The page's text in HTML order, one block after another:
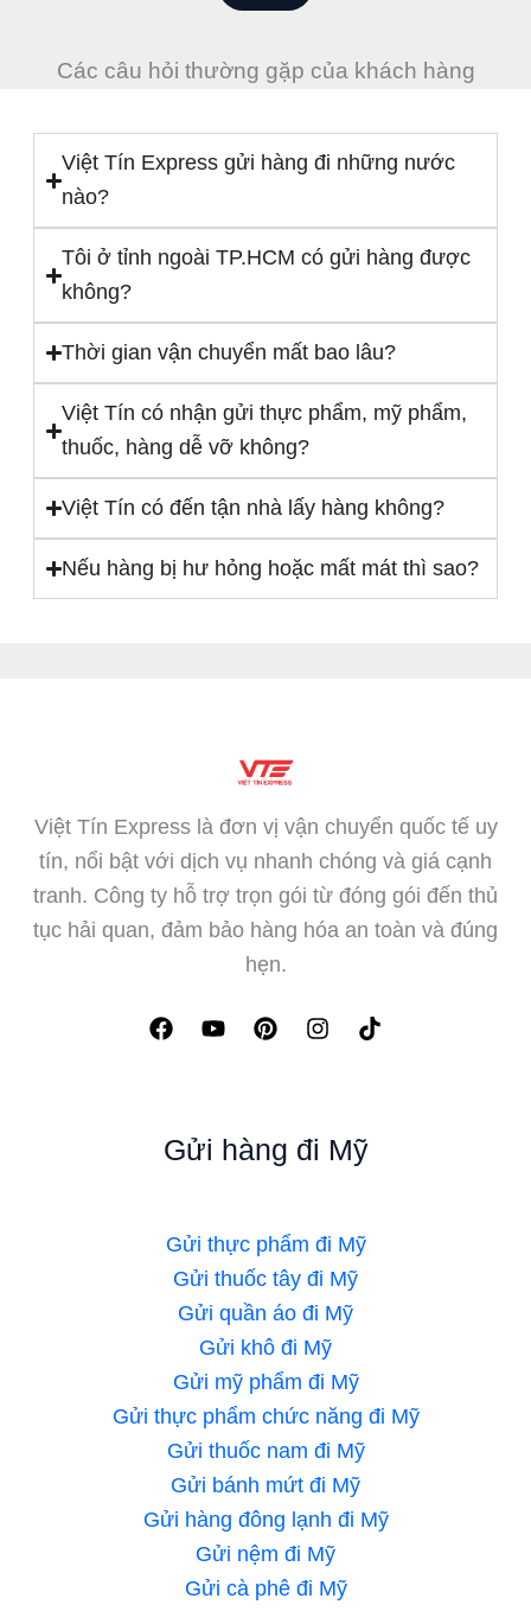
Các câu hỏi thường gặp của khách hàng
Việt Tín Express gửi hàng đi những nước
nào?
Tôi ở tỉnh ngoài TP.HCM có gửi hàng được
không?
Thời gian vận chuyển mất bao lâu?
Việt Tín có nhận gửi thực phẩm, mỹ phẩm,
thuốc, hàng dễ vỡ không?
Việt Tín có đến tận nhà lấy hàng không?
Nếu hàng bị hư hỏng hoặc mất mát thì sao?
Việt Tín Express là đơn vị vận chuyển quốc tế uy
tín, nổi bật với dịch vụ nhanh chóng và giá cạnh
tranh. Công ty hỗ trợ trọn gói từ đóng gói đến thủ
tục hải quan, đảm bảo hàng hóa an toàn và đúng
hẹn.
Gửi hàng đi Mỹ
Gửi thực phẩm đi Mỹ
Gửi thuốc tây đi Mỹ
Gửi quần áo đi Mỹ
Gửi khô đi Mỹ
Gửi mỹ phẩm đi Mỹ
Gửi thực phẩm chức năng đi Mỹ
Gửi thuốc nam đi Mỹ
Gửi bánh mứt đi Mỹ
Gửi hàng đông lạnh đi Mỹ
Gửi nệm đi Mỹ
Gửi cà phê đi Mỹ